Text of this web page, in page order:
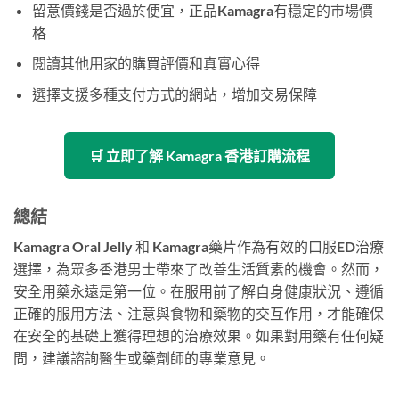
留意價錢是否過於便宜，正品Kamagra有穩定的市場價
格
閱讀其他用家的購買評價和真實心得
選擇支援多種支付方式的網站，增加交易保障
🛒 立即了解 Kamagra 香港訂購流程
總結
Kamagra Oral Jelly 和 Kamagra藥片作為有效的口服ED治療
選擇，為眾多香港男士帶來了改善生活質素的機會。然而，
安全用藥永遠是第一位。在服用前了解自身健康狀況、遵循
正確的服用方法、注意與食物和藥物的交互作用，才能確保
在安全的基礎上獲得理想的治療效果。如果對用藥有任何疑
問，建議諮詢醫生或藥劑師的專業意見。